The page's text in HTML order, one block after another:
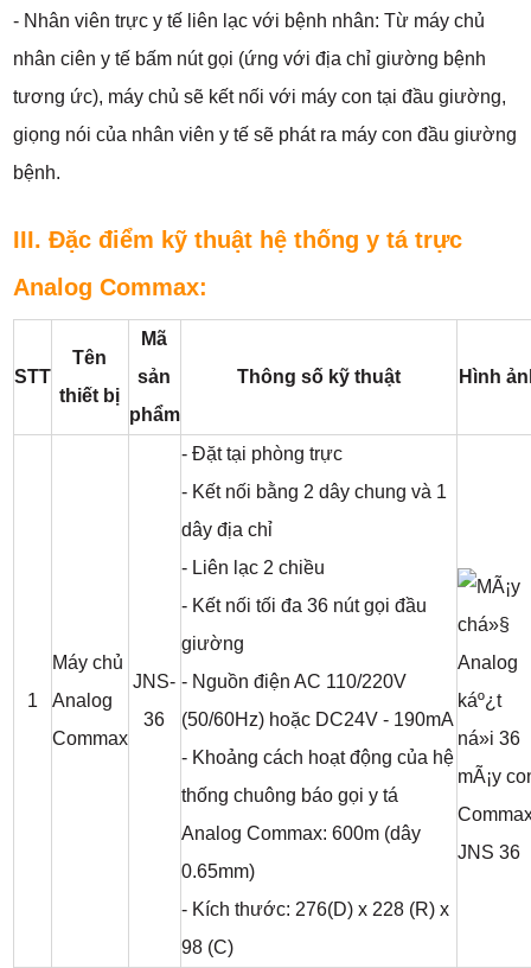
- Nhân viên trực y tế liên lạc với bệnh nhân: Từ máy chủ
nhân ciên y tế bấm nút gọi (ứng với địa chỉ giường bệnh
tương ức), máy chủ sẽ kết nối với máy con tại đầu giường,
giọng nói của nhân viên y tế sẽ phát ra máy con đầu giường
bệnh.
III. Đặc điểm kỹ thuật hệ thống y tá trực
Analog Commax:
STT
Tên
thiết bị
Mã
sản
phẩm
Thông số kỹ thuật Hình
1
Máy chủ
Analog
Commax
JNS-
36
- Đặt tại phòng trực
- Kết nối bằng 2 dây chung và 1
dây địa chỉ
- Liên lạc 2 chiều
- Kết nối tối đa 36 nút gọi đầu
giường
- Nguồn điện AC 110/220V
(50/60Hz) hoặc DC24V - 190mA
- Khoảng cách hoạt động của hệ
thống chuông báo gọi y tá
Analog Commax: 600m (dây
0.65mm)
- Kích thước: 276(D) x 228 (R) x
98 (C)